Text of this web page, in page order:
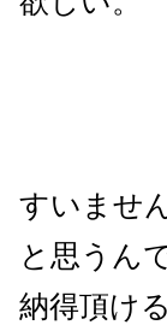
すいませ
と思うん
納得頂け